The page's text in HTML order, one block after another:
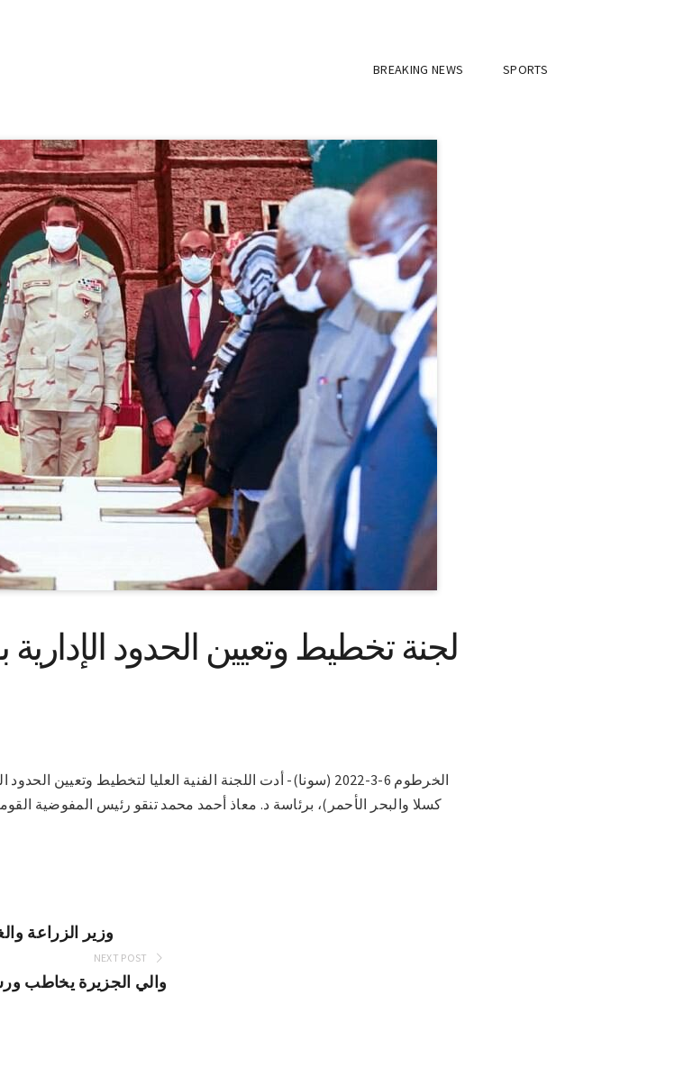
BREAKING NEWS SPORTS
لجنة تخطيط وتعيين الحدود
الخرطوم 6-3-2022 (سونا)- أدت اللجنة الفنية العليا لتخطيط
كسلا والبحر الأحمر)، برئاسة د. معاذ أحمد محمد تنقو رئيس المفوضية
وزير الزراعة
NEXT POST
والي الجزيرة يخاطب